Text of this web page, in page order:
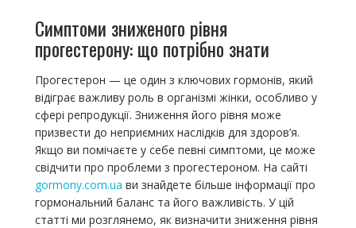
Симптоми зниженого рівня
прогестерону: що потрібно знати
Прогестерон — це один з ключових гормонів, який
відіграє важливу роль в організмі жінки, особливо у
сфері репродукції. Зниження його рівня може
призвести до неприємних наслідків для здоров’я.
Якщо ви помічаєте у себе певні симптоми, це може
свідчити про проблеми з прогестероном. На сайті
gormony.com.ua ви знайдете більше інформації про
гормональний баланс та його важливість. У цій
статті ми розглянемо, як визначити зниження рівня